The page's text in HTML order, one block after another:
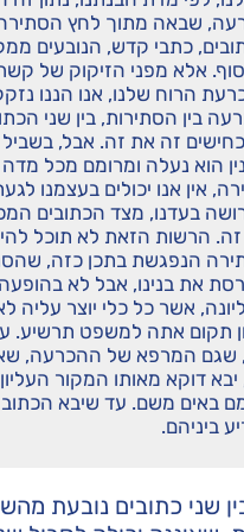
שבאה מתוך לחץ הסתירה
כתבי קדש, הנובעים
סוף. אלא מפני הזיקוק של
הרוח שלנו, אנו הננו
בין הסתירות, בין שני
זה את זה. אבל,
הוא נעלה ומרומם מכל
אין אנו יכולים בעצמנו
בעדנו, מצד הכתובים
הרשות הזאת לא תוכל
הנפגשת בתכן כזה,
את בנינו, אבל לא
אשר כל כלי יוצר עליה
תקום אתה למשפט תרשיע.
שגם המרפא של ההכרעה,
דוקא מאותו המקור
באים משם. עד שיבא
ביניהם.
שני כתובים נובעת